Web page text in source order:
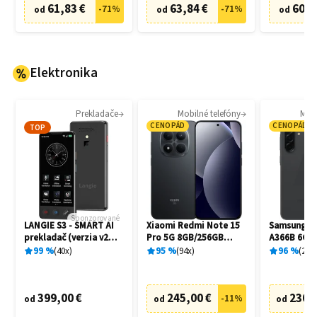
od 61,83 € -71% od 63,84 € -71% od
Elektronika
Prekladače
TOP
Sponzorované
LANGIE S3 - SMART AI
prekladač (verzia v2
2026)
99% 40x
od 399,00 €
Mobilné telefóny
CENOPÁD
Xiaomi Redmi Note 15
Pro 5G 8GB/256GB
Black
95% 94x
od 245,00 € -11%
CENOPÁD
Samsung
A366B
Awesome
96% 20
od